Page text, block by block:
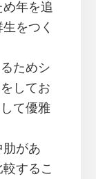
年を追
をつく
ためシ
してお
て優雅
肋があ
するこ